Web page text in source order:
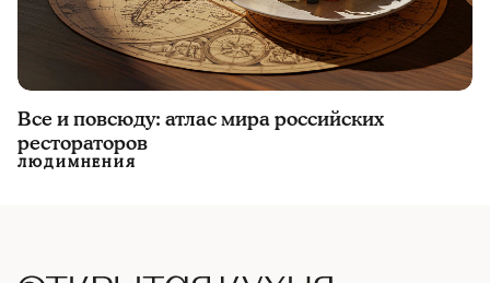
Все и повсюду: атлас мира российских
рестораторов
ЛЮДИМНЕНИЯ